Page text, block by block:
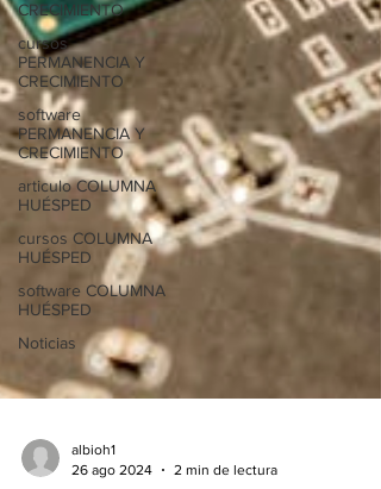
CRECIMIENTO
cursos
PERMANENCIA Y
CRECIMIENTO
software
PERMANENCIA Y
CRECIMIENTO
articulo COLUMNA
HUÉSPED
cursos COLUMNA
HUÉSPED
software COLUMNA
HUÉSPED
Noticias